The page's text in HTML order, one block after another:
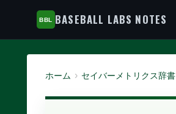
BASEBALL LABS NOTES
ホーム セイバーメトリクス辞書